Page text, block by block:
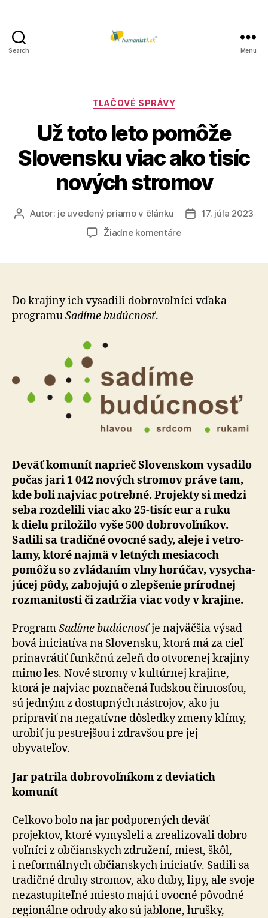
Search Menu
Kategórie
TLAČOVÉ SPRÁVY
Už toto leto pomôže
Slovensku viac ako tisíc
nových stromov
AutorAutor: je uvedený priamo v článku
Dátum
17. júla 2023
Žiadne komentárena
Slovensku
Do krajiny ich vysadili dobrovoľníci vďaka
programuSadíme budúcnosť.
Deväť komunít naprieč Slovenskom vy­sa­di­lo
počas jari 1 042 nových stromov práve tam,
kde boli najviac potrebné. Projekty si medzi
seba roz­de­lili viac ako 25-tisíc eur a ruku
k dielu pri­lo­žilo vyše 500 do­bro­voľ­níkov.
Sadili sa tra­dičné ovocné sady, aleje i vetro­
lamy, ktoré najmä v letných mesiacoch
pomôžu so zvlá­da­ním vlny horúčav, vy­sy­cha­
júcej pôdy, za­bo­jujú o zlep­še­nie prí­rod­nej
roz­ma­ni­tosti či zadržia viac vody v krajine.
ProgramSadíme budúcnosťje najväčšia vý­sad­
bová ini­cia­tíva na Slo­ven­sku, ktorá má za cieľ
prinavrátiť funkčnú zeleň do otvo­re­nej krajiny
mimo les. Nové stromy v kul­túrnej krajine,
ktorá je najviac poznačená ľudskou činnosťou,
sú jedným z dostupných nástrojov, ako ju
pripraviť na ne­ga­tívne dôsledky zmeny klímy,
urobiť ju pestrejšou i zdravšou pre jej
obyvateľov.
Jar patrila dobrovoľníkom z deviatich
komunít
Celkovo bolo na jar podporených deväť
projektov, ktoré vymysleli a zrea­li­zo­vali dobro­
voľ­níci z občian­skych združení, miest, škôl,
i ne­for­mál­nych občianskych iniciatív. Sadili sa
tradičné druhy stromov, ako duby, lipy, ale svoje
ne­zastu­pi­teľné miesto majú i ovocné pôvodné
re­gio­nálne odrody ako sú jablone, hrušky,